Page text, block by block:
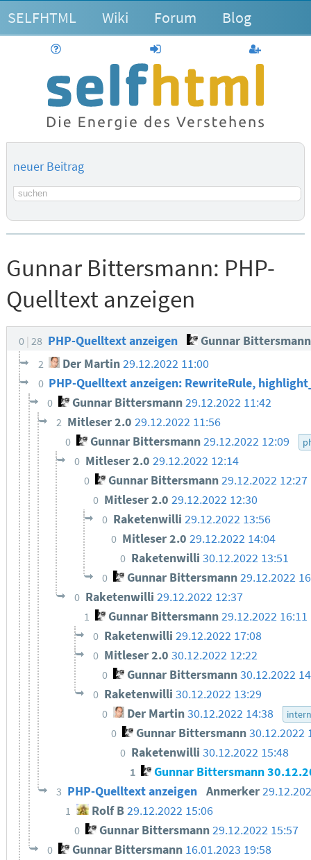
SELFHTML Wiki Forum Blog
anmelden
neuer Beitrag
Suchbegriff
Gunnar Bittersmann: PHP-
Quelltext anzeigen
0 28 PHP-Quelltext anzeigen Gunnar Bittersmann
2 Der Martin29.12.2022 11:00
0 PHP-Quelltext anzeigen: RewriteRule,
0 Gunnar Bittersmann 29.12.2022 11:42
2 Mitleser 2.0 29.12.2022 11:56
0 Gunnar Bittersmann29.12.2022 12:09
0 Mitleser 2.029.12.2022 12:14
0 Gunnar Bittersmann29.12.2022 12:27
0 Mitleser 2.0 29.12.2022 12:30
0 Raketenwilli 29.12.2022 13:56
0 Mitleser 2.029.12.2022 14:04
0 Raketenwilli30.12.2022 13:51
0 Gunnar Bittersmann29.12.2022
0 Raketenwilli29.12.2022 12:37
1 Gunnar Bittersmann29.12.2022 16:11
0 Raketenwilli 29.12.2022 17:08
0 Mitleser 2.0 30.12.2022 12:22
0 Gunnar Bittersmann30.12.2022
0 Raketenwilli 30.12.2022 13:29
0 Der Martin30.12.2022 14:38
0 Gunnar Bittersmann30.12.2022
0 Raketenwilli30.12.2022 15:48
1 Gunnar Bittersmann
3 PHP-Quelltext anzeigen Anmerker
1 Rolf B29.12.2022 15:06
0 Gunnar Bittersmann29.12.2022 15:57
0 Gunnar Bittersmann 16.01.2023 19:58